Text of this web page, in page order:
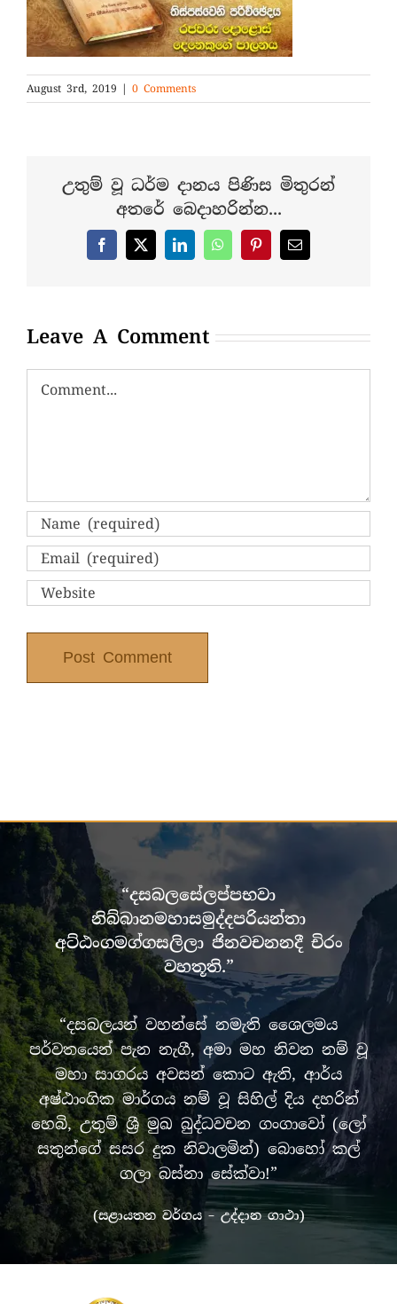
August 3rd, 2019 | 0 Comments
උතුම් වූ ධර්ම දානය පිණිස මිතුරන්
අතරේ බෙදාහරින්න...
Facebook
X LinkedInWhatsAppPinterestEmail
Leave A Comment
Comment
“දසබලසේලප්පභවා
නිබ්බානමහාසමුද්දපරියන්තා
අට්ඨංගමග්ගසලිලා ජිනවචනනදී චිරං
වහතූති.”
“දසබලයන් වහන්සේ නමැති ශෛලමය
පර්වතයෙන් පැන නැගී, අමා මහ නිවන නම් වූ
මහා සාගරය අවසන් කොට ඇති, ආර්ය
අෂ්ඨාංගික මාර්ගය නම් වූ සිහිල් දිය දහරින්
හෙබි, උතුම් ශ්‍රී මුඛ බුද්ධවචන ගංගාවෝ (ලෝ
සතුන්ගේ සසර දුක නිවාලමින්) බොහෝ කල්
ගලා බස්නා සේක්වා!”
(සළායතන වර්ගය – උද්දාන ගාථා)